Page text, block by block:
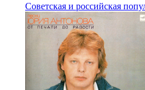
Советская и российская